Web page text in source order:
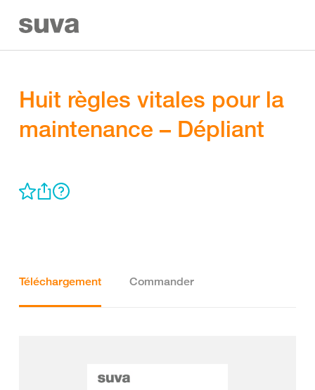
Huit règles vitales pour la
maintenance – Dépliant
Téléchargement Commander